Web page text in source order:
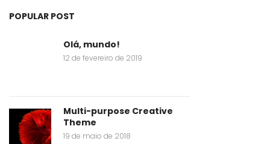
POPULAR POST
Olá, mundo!
12 de fevereiro de 2019
Multi-purpose Creative
Theme
19 de maio de 2018